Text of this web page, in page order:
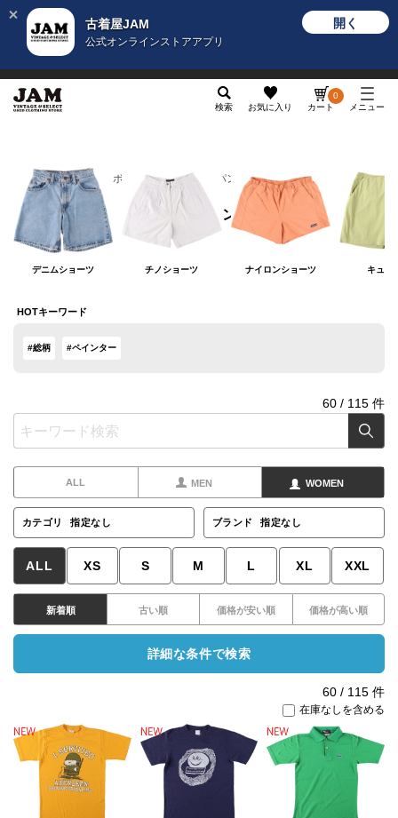
古着屋JAM
公式オンラインストアアプリ
開く
検索 お気に入り カート
0
メニュー
レディース ボトムス ショートパンツ
ショートパンツ
デニムショーツ チノショーツ ナイロンショーツ キュロ
HOTキーワード
#総柄 #ペインター
60 / 115 件
ALL MEN WOMEN
カテゴリ 指定なし ブランド 指定なし
ALL XS S M L XL XXL
新着順 古い順 価格が安い順 価格が高い順
詳細な条件で検索
60 / 115 件
在庫なしを含める